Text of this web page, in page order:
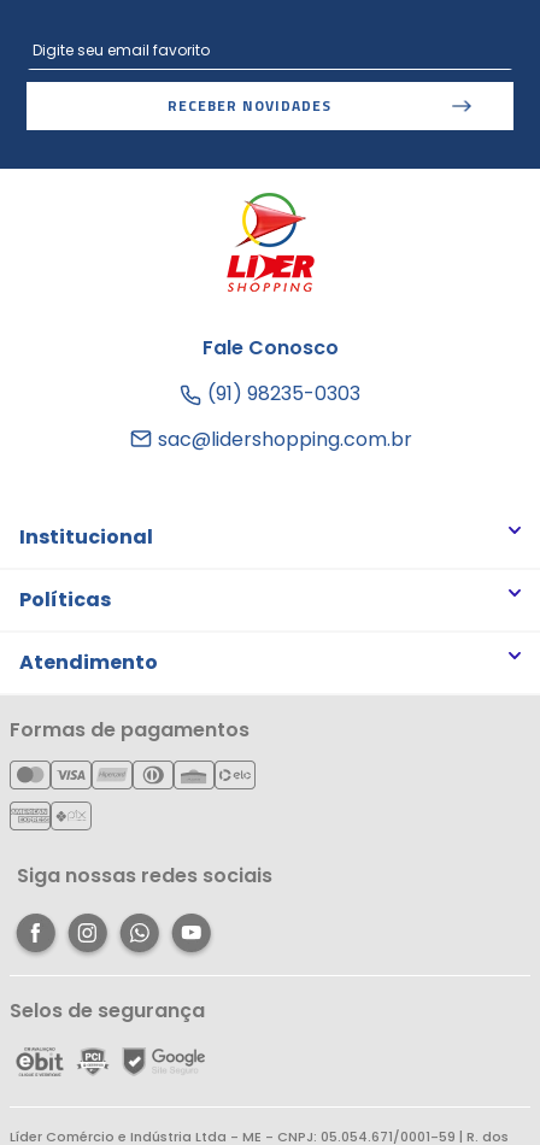
RECEBER NOVIDADES
Fale Conosco
(91) 98235-0303
sac@lidershopping.com.br
Institucional
Quem somos
Notícias
Cartão Líderzan
Políticas
Trocas e Devoluções
Política de Privacidade
Política de Entrega
Política de Reembolso
Atendimento
Minha Conta
Meus Pedidos
Meus Favoritos
Central de Atendimento
Formas de pagamentos
Siga nossas redes sociais
Selos de segurança
Líder Comércio e Indústria Ltda - ME - CNPJ: 05.054.671/0001-59 | R. dos